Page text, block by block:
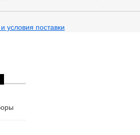
условия поставки